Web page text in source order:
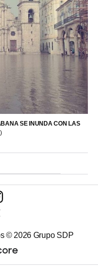
SE INUNDA CON LAS
© 2026 Grupo SDP